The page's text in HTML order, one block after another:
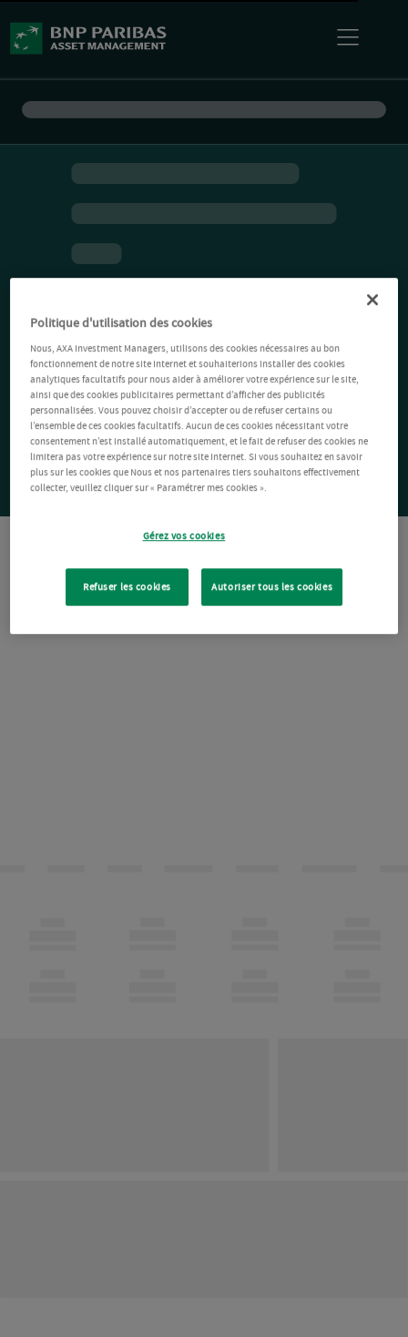
Politique d'utilisation des cookies
Nous, AXA Investment Managers, utilisons des cookies nécessaires au bon
fonctionnement de notre site Internet et souhaiterions installer des cookies
analytiques facultatifs pour nous aider à améliorer votre expérience sur le site,
ainsi que des cookies publicitaires permettant d’afficher des publicités
personnalisées. Vous pouvez choisir d’accepter ou de refuser certains ou
l’ensemble de ces cookies facultatifs. Aucun de ces cookies nécessitant votre
consentement n’est installé automatiquement, et le fait de refuser des cookies ne
limitera pas votre expérience sur notre site Internet. Si vous souhaitez en savoir
plus sur les cookies que Nous et nos partenaires tiers souhaitons effectivement
collecter, veuillez cliquer sur « Paramétrer mes cookies ».
Gérez vos cookies
Refuser les cookies Autoriser tous les cookies